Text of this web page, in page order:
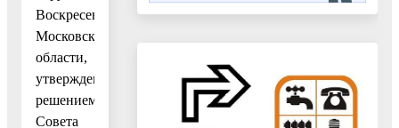
Воскресенск
Московской
области,
утвержденным
решением
Совета